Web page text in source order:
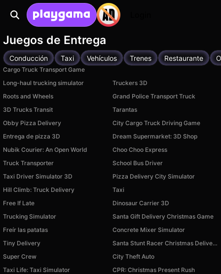
Juegos de Entrega
Conducción Taxi Vehículos Trenes Restaurante
Cargo Truck Transport Game
Long-haul trucking simulator
Truckers 3D
Roots and Wheels
Grand Police Transport Truck
3D Trucks Transit
Tarantas
Obby Pizza Delivery
City Cargo Truck Driving Game
Entrega de pizza 3D
Dream Supermarket: 3D Shop
Nubik Courier: An Open World
Choo Choo Express
Truck Transporter
School Bus Driver
Taxi Driver Simulator 3D
Pizza Delivery City Simulator
Hill Climb: Truck Delivery
Taxi
Free If Late
Dinosaur Carrier 3D
Trucking Simulator
Santa Gift Delivery Christmas Game
Freír las patatas
Concrete Mixer Simulator
Tiny Delivery
Santa Stunt Racer Christmas Delivery
Super Crew
City Theft Auto
Taxi Life: Taxi Simulator
CPR: Christmas Present Rush